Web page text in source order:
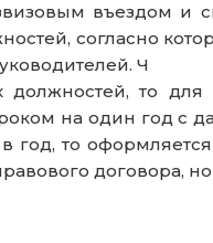
въездом и
согласно
Ч
должностей, то
на один год с
год, то
договора,